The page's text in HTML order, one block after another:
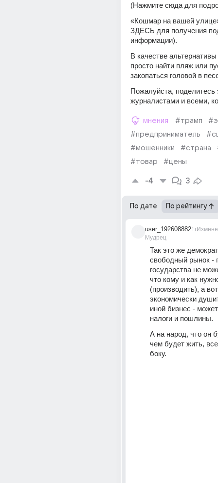
(Нажмите сюда для
«Кошмар на вашей
ЗДЕСЬ для получения
информации).
В качестве
просто найти пляж или
закопаться головой в
Пожалуйста, поделитесь
журналистами и всеми,
мнения #трамп
#предприниматель
#мошенники
#страна
#товар
#цены
-4 3
По дате По рейтингу
user_192608882
Мудрец
1г
Так это же
свободный рынок -
государства не
что кому и как
(производить), а вот
экономически
иной бизнес -
налоги и пошлины.
А на народ, что он
чем будет жить,
боку.